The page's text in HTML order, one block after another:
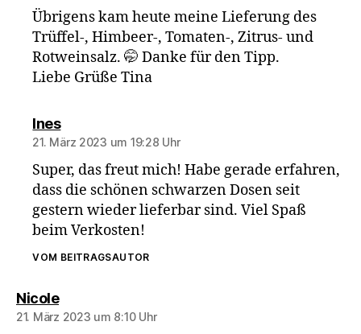
Übrigens kam heute meine Lieferung des
Trüffel-, Himbeer-, Tomaten-, Zitrus- und
Rotweinsalz. 🤭 Danke für den Tipp.
Liebe Grüße Tina
Inessagt:
21. März 2023 um 19:28 Uhr
Super, das freut mich! Habe gerade erfahren,
dass die schönen schwarzen Dosen seit
gestern wieder lieferbar sind. Viel Spaß
beim Verkosten!
VOM BEITRAGSAUTOR
Nicolesagt:
21. März 2023 um 8:10 Uhr